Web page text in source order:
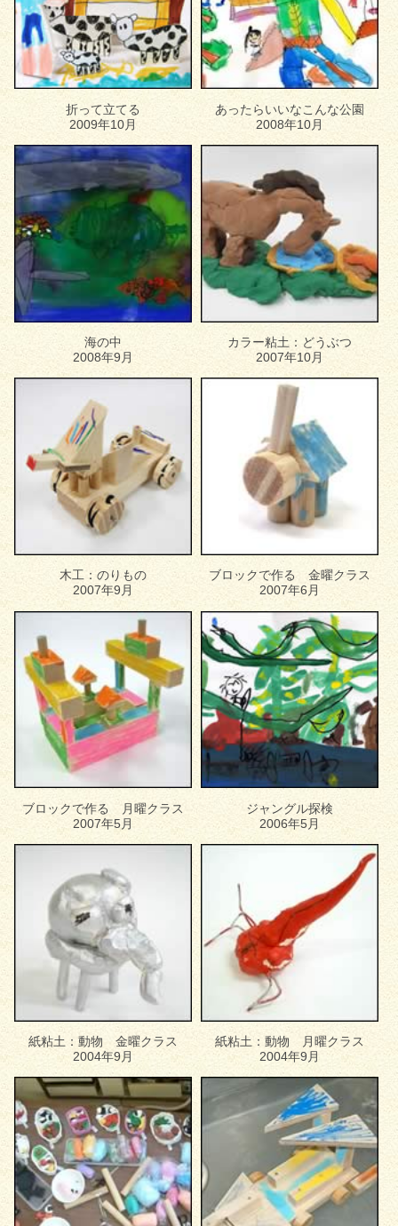
折って立てる
2009年10月
あったらいいなこんな公園
2008年10月
海の中
2008年9月
カラー粘土：どうぶつ
2007年10月
木工：のりもの
2007年9月
ブロックで作る 金曜クラス
2007年6月
ブロックで作る 月曜クラス
2007年5月
ジャングル探検
2006年5月
紙粘土：動物 金曜クラス
2004年9月
紙粘土：動物 月曜クラス
2004年9月